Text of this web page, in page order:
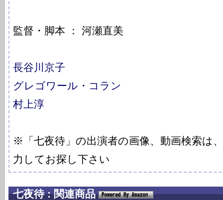
監督・脚本 ： 河瀬直美
長谷川京子
グレゴワール・コラン
村上淳
※「七夜待」の出演者の画像、動画検索は
力してお探し下さい
七夜待 : 関連商品